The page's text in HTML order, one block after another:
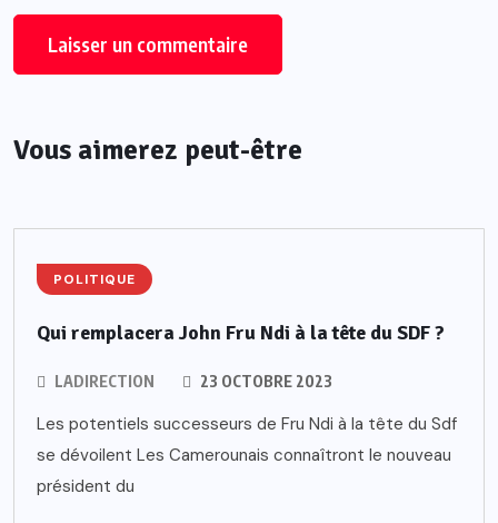
Vous aimerez peut-être
POLITIQUE
Qui remplacera John Fru Ndi à la tête du SDF ?
LADIRECTION 23 OCTOBRE 2023
Les potentiels successeurs de Fru Ndi à la tête du Sdf
se dévoilent Les Camerounais connaîtront le nouveau
président du